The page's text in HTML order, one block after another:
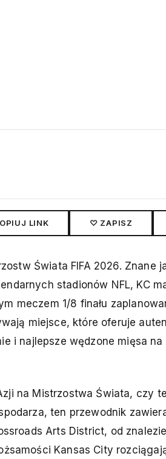
LINK ♡ ZAPISZ
Świata FIFA 2026. Znane
stadionów NFL, KC
meczem 1/8 finału
miejsce, które oferuje
i najlepsze wędzone mięsa na
na Mistrzostwa Świata, czy
ten przewodnik
Arts District, od
Kansas City